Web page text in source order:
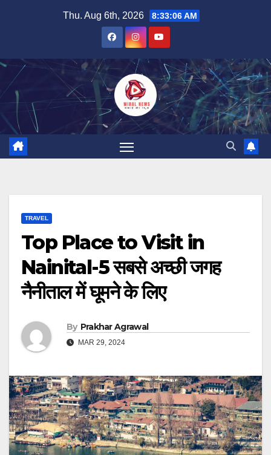
Thu. Aug 6th, 2026 8:33:07 AM
TRAVEL
Top Place to Visit in
Nainital-5 सबसे अच्छी जगह
नैनीताल में घूमने के लिए
By Prakhar Agrawal
MAR 29, 2024